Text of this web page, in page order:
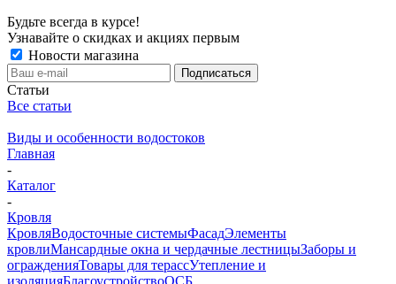
Будьте всегда в курсе!
Узнавайте о скидках и акциях первым
Новости магазина
Статьи
Все статьи
Виды и особенности водостоков
Главная
-
Каталог
-
Кровля
КровляВодосточные системыФасадЭлементы
кровлиМансардные окна и чердачные лестницыЗаборы и
огражденияТовары для терассУтепление и
изоляцияБлагоустройствоОСБ